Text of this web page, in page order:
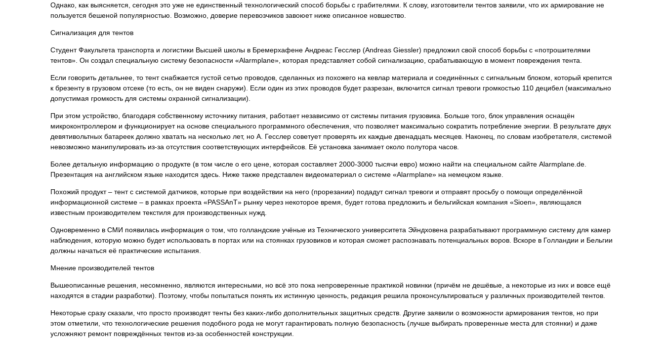
Однако, как выясняется, сегодня это уже не единственный технологический способ борьбы с грабителями. К слову, изготовители тентов заявили, что их армирование не
пользуется бешеной популярностью. Возможно, доверие перевозчиков завоюет ниже описанное новшество.
Сигнализация для тентов
Cтудент Факультета транспорта и логистики Высшей школы в Бремерхафене Андреас Гесслер (Andreas Giessler) предложил свой способ борьбы с «потрошителями
тентов». Он создал специальную систему безопасности «Alarmplane», которая представляет собой сигнализацию, срабатывающую в момент повреждения тента.
Если говорить детальнее, то тент снабжается густой сетью проводов, сделанных из похожего на кевлар материала и соединённых с сигнальным блоком, который крепится
к брезенту в грузовом отсеке (то есть, он не виден снаружи). Если один из этих проводов будет разрезан, включится сигнал тревоги громкостью 110 децибел (максимально
допустимая громкость для системы охранной сигнализации).
При этом устройство, благодаря собственному источнику питания, работает независимо от системы питания грузовика. Больше того, блок управления оснащён
микроконтроллером и функционирует на основе специального программного обеспечения, что позволяет максимально сократить потребление энергии. В результате двух
девятивольтных батареек должно хватать на несколько лет, но А. Гесслер советует проверять их каждые двенадцать месяцев. Наконец, по словам изобретателя, системой
невозможно манипулировать из-за отсутствия соответствующих интерфейсов. Её установка занимает около полутора часов.
Более детальную информацию о продукте (в том числе о его цене, которая составляет 2000-3000 тысячи евро) можно найти на специальном сайте Alarmplane.de.
Презентация на английском языке находится здесь. Ниже также представлен видеоматериал о системе «Alarmplane» на немецком языке.
Похожий продукт – тент с системой датчиков, которые при воздействии на него (прорезании) подадут сигнал тревоги и отправят просьбу о помощи определённой
информационной системе – в рамках проекта «PASSAnT» рынку через некоторое время, будет готова предложить и бельгийская компания «Sioen», являющаяся
известным производителем текстиля для производственных нужд.
Одновременно в СМИ появилась информация о том, что голландские учёные из Технического университета Эйндховена разрабатывают программную систему для камер
наблюдения, которую можно будет использовать в портах или на стоянках грузовиков и которая сможет распознавать потенциальных воров. Вскоре в Голландии и Бельгии
должны начаться её практические испытания.
Мнение производителей тентов
Вышеописанные решения, несомненно, являются интересными, но всё это пока непроверенные практикой новинки (причём не дешёвые, а некоторые из них и вовсе ещё
находятся в стадии разработки). Поэтому, чтобы попытаться понять их истинную ценность, редакция решила проконсультироваться у различных производителей тентов.
Некоторые сразу сказали, что просто производят тенты без каких-либо дополнительных защитных средств. Другие заявили о возможности армирования тентов, но при
этом отметили, что технологические решения подобного рода не могут гарантировать полную безопасность (лучше выбирать проверенные места для стоянки) и даже
усложняют ремонт повреждённых тентов из-за особенностей конструкции.